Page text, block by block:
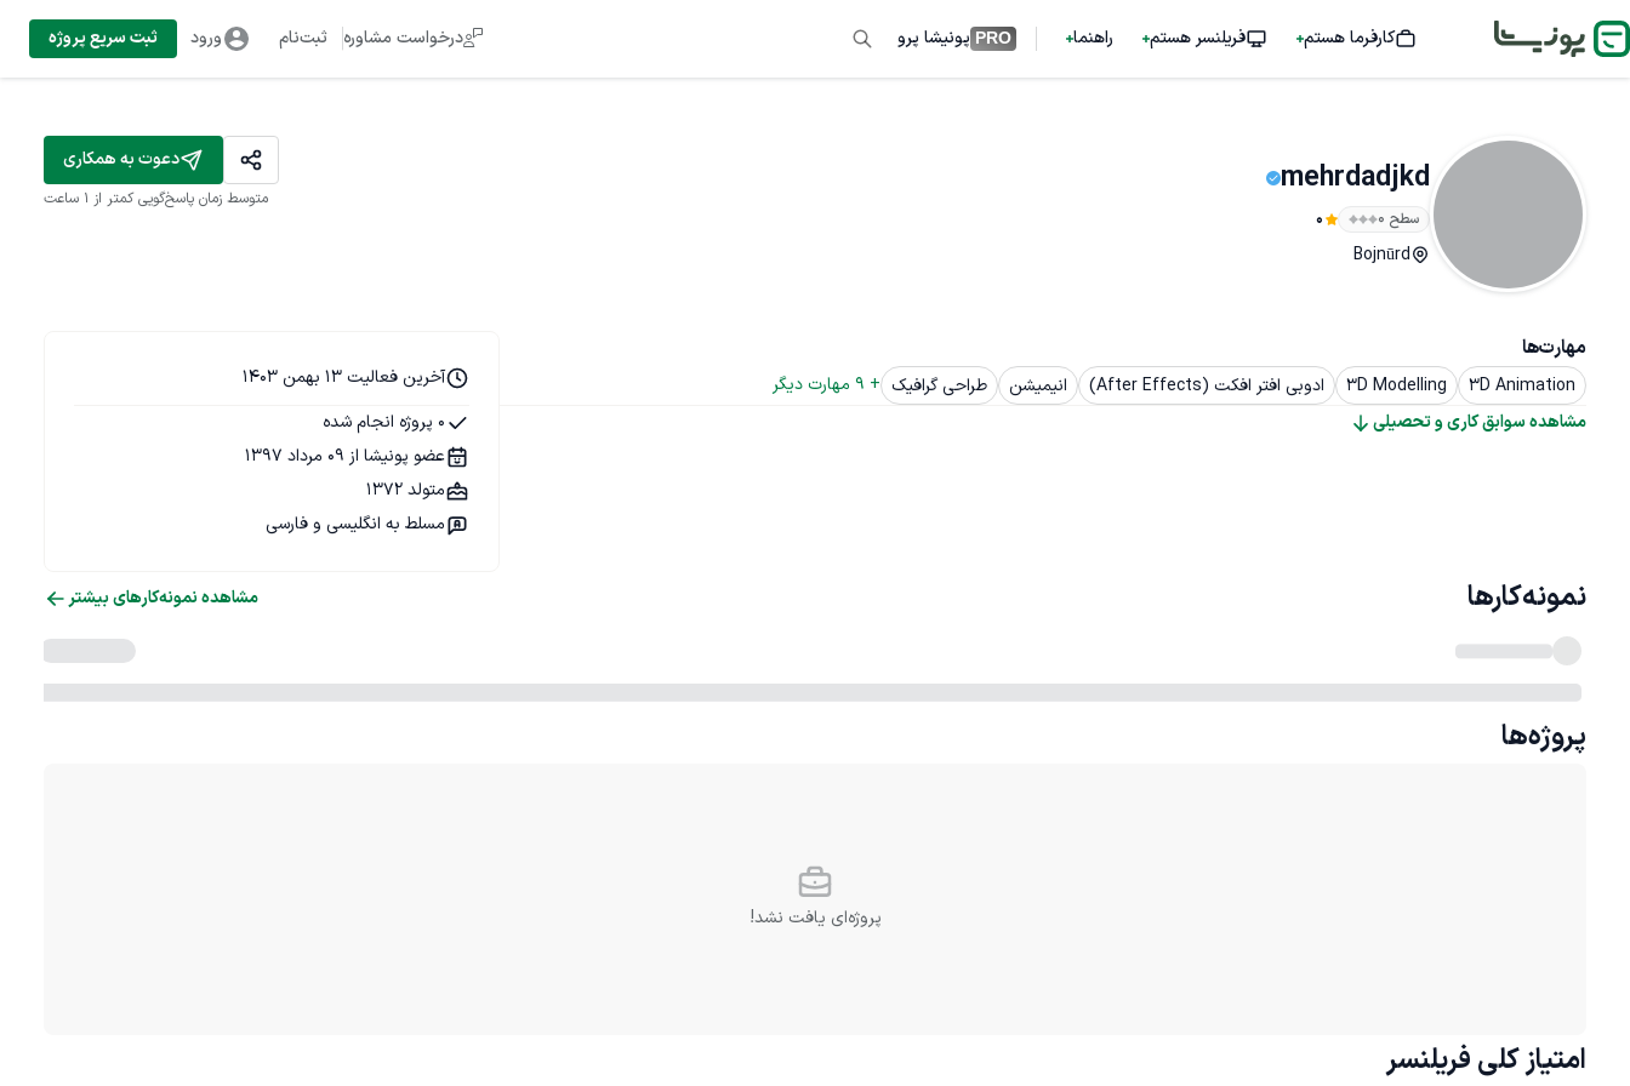
کارفرما هستم فریلنسر هستم راهنما PRO پونیشا پرو درخواست مشاوره ثبت‌نام ورود ثبت سریع پروژه
mehrdadjkd
سطح ۰ 0
Bojnūrd
دعوت به همکاری
متوسط زمان پاسخ‌گویی کمتر از 1 ساعت
مهارت‌ها
3D Animation
3D Modelling ادوبی افتر افکت (After Effects) انیمیشن طراحی گرافیک +
9 مهارت دیگر
مشاهده سوابق کاری و تحصیلی
آخرین فعالیت 13 بهمن 1403
0 پروژه انجام شده
عضو پونیشا از 09 مرداد 1397
متولد 1372
مسلط به انگلیسی و فارسی
نمونه‌کارها مشاهده نمونه‌کارهای بیشتر
پروژه‌ها
پروژه‌ای یافت نشد!
امتیاز کلی فریلنسر